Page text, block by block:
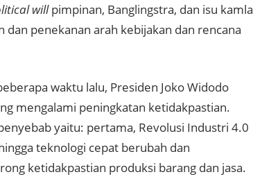
willpimpinan, Banglingstra, dan isu kamla
dan penekanan arah kebijakan dan rencana
waktu lalu, Presiden Joko Widodo
mengalami peningkatan ketidakpastian.
yaitu: pertama, Revolusi Industri 4.0
teknologi cepat berubah dan
ketidakpastian produksi barang dan jasa.